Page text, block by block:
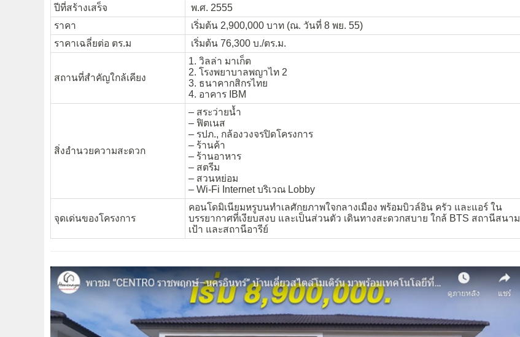
ปีที่สร้างเสร็จ
พ.ศ. 2555
ราคา
เริ่มต้น 2,900,000 บาท (ณ. วันที่ 8 พย. 55)
ราคาเฉลี่ยต่อ ตร.ม
เริ่มต้น 76,300 บ./ตร.ม.
สถานที่สำคัญใกล้เคียง
1. วิลล่า มาเก็ต
2. โรงพยาบาลพญาไท 2
3. ธนาคากสิกรไทย
4. อาคาร IBM
สิ่งอำนวยความสะดวก
– สระว่ายน้ำ
– ฟิตเนส
– รปภ., กล้องวงจรปิดโครงการ
– ร้านค้า
– ร้านอาหาร
– สตรีม
– สวนหย่อม
– Wi-Fi Internet บริเวณ Lobby
จุดเด่นของโครงการ
คอนโดมิเนียมหรูบนทำเลศักยภาพใจกลางเมือง พร้อมบิวล์อิน ครัว และแอร์ ใน
บรรยากาศที่เงียบสงบ และเป็นส่วนตัว เดินทางสะดวกสบาย ใกล้ BTS สถานีสนาม
เป้า และสถานีอารีย์